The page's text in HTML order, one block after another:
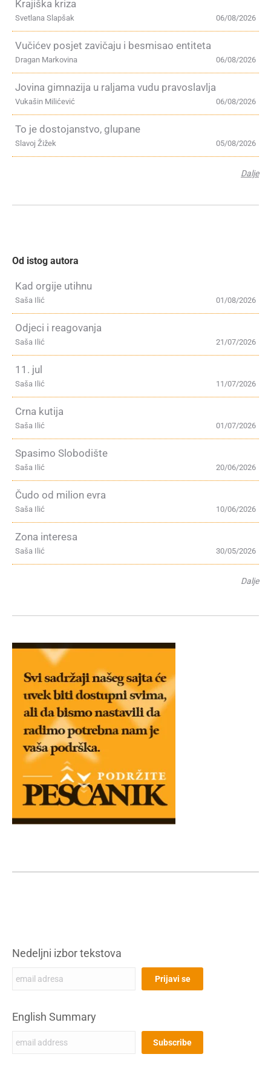
Krajiška kriza
06/08/2026
Svetlana Slapšak
Vučićev posjet zavičaju i besmisao entiteta
06/08/2026
Dragan Markovina
Jovina gimnazija u raljama vudu pravoslavlja
06/08/2026
Vukašin Milićević
To je dostojanstvo, glupane
05/08/2026
Slavoj Žižek
Dalje
Od istog autora
Kad orgije utihnu
01/08/2026
Saša Ilić
Odjeci i reagovanja
21/07/2026
Saša Ilić
11. jul
11/07/2026
Saša Ilić
Crna kutija
01/07/2026
Saša Ilić
Spasimo Slobodište
20/06/2026
Saša Ilić
Čudo od milion evra
10/06/2026
Saša Ilić
Zona interesa
30/05/2026
Saša Ilić
Dalje
Nedeljni izbor tekstova
English Summary